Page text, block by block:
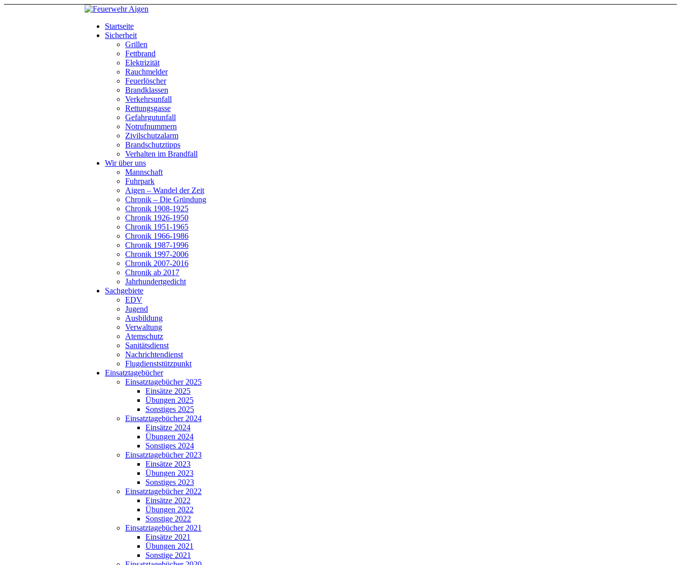
Startseite
Sicherheit
Grillen
Fettbrand
Elektrizität
Rauchmelder
Feuerlöscher
Brandklassen
Verkehrsunfall
Rettungsgasse
Gefahrgutunfall
Notrufnummern
Zivilschutzalarm
Brandschutztipps
Verhalten im Brandfall
Wir über uns
Mannschaft
Fuhrpark
Aigen – Wandel der Zeit
Chronik – Die Gründung
Chronik 1908-1925
Chronik 1926-1950
Chronik 1951-1965
Chronik 1966-1986
Chronik 1987-1996
Chronik 1997-2006
Chronik 2007-2016
Chronik ab 2017
Jahrhundertgedicht
Sachgebiete
EDV
Jugend
Ausbildung
Verwaltung
Atemschutz
Sanitätsdienst
Nachrichtendienst
Flugdienststützpunkt
Einsatztagebücher
Einsatztagebücher 2025
Einsätze 2025
Übungen 2025
Sonstiges 2025
Einsatztagebücher 2024
Einsätze 2024
Übungen 2024
Sonstiges 2024
Einsatztagebücher 2023
Einsätze 2023
Übungen 2023
Sonstiges 2023
Einsatztagebücher 2022
Einsätze 2022
Übungen 2022
Sonstige 2022
Einsatztagebücher 2021
Einsätze 2021
Übungen 2021
Sonstige 2021